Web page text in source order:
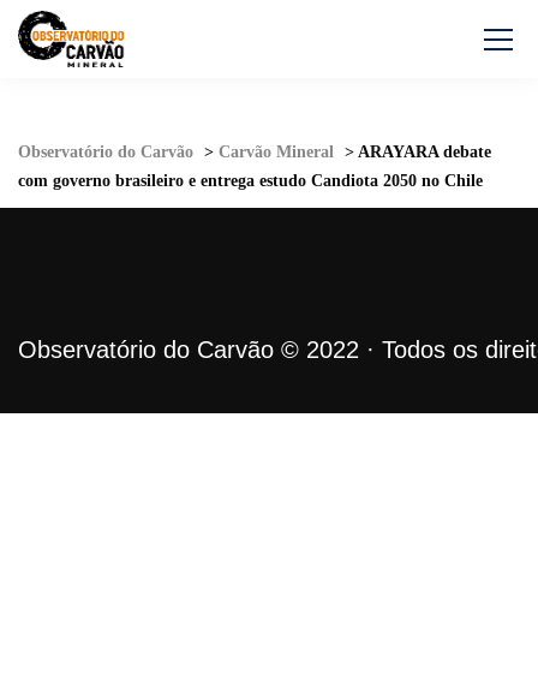
Observatório do Carvão > Carvão Mineral > ARAYARA debate
com governo brasileiro e entrega estudo Candiota 2050 no Chile
Observatório do Carvão © 2022 · Todos os